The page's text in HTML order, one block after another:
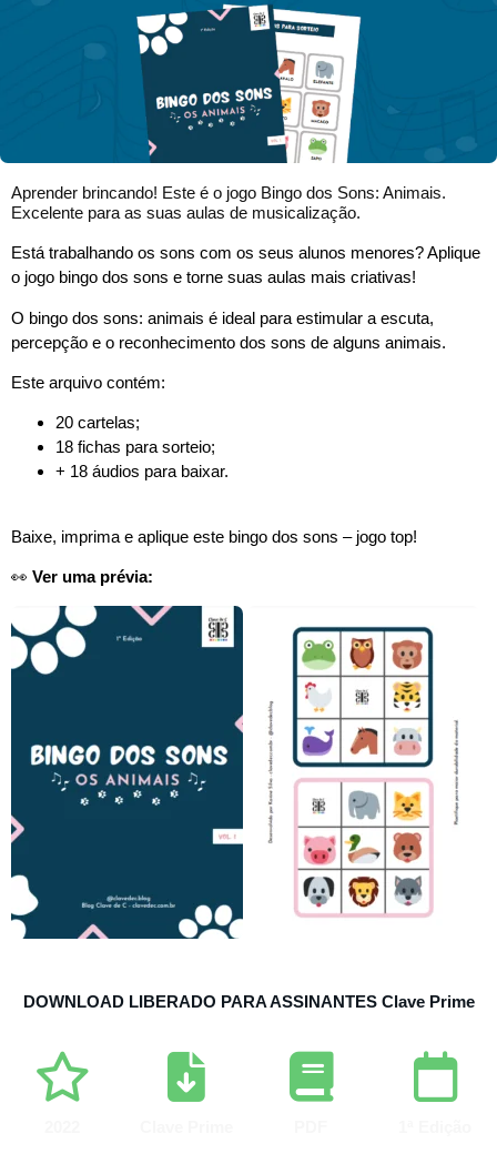
Aprender brincando! Este é o jogo Bingo dos Sons: Animais.
Excelente para as suas aulas de musicalização.
Está trabalhando os sons com os seus alunos menores? Aplique
o jogo bingo dos sons e torne suas aulas mais criativas!
O bingo dos sons: animais é ideal para estimular a escuta,
percepção e o reconhecimento dos sons de alguns animais.
Este arquivo contém:
20 cartelas;
18 fichas para sorteio;
+ 18 áudios para baixar.
Baixe, imprima e aplique este bingo dos sons – jogo top!
👀 Ver uma prévia:
DOWNLOAD LIBERADO PARA ASSINANTES Clave Prime